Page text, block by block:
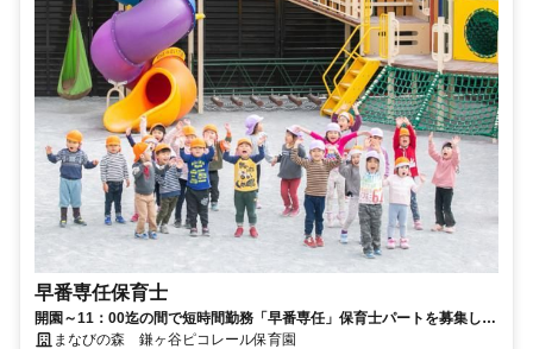
早番専任保育士
開園～11：00迄の間で短時間勤務「早番専任」保育士パートを募集しま
す！週3日～シフトOK！
まなびの森 鎌ヶ谷ピコレール保育園